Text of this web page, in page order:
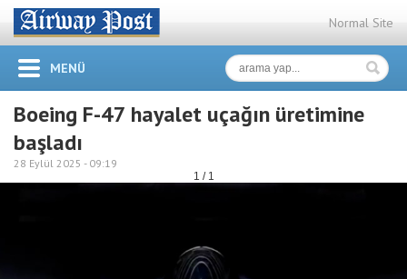
Normal Site
MENÜ
Boeing F-47 hayalet uçağın üretimine
başladı
28 Eylül 2025 - 09:19
1 / 1